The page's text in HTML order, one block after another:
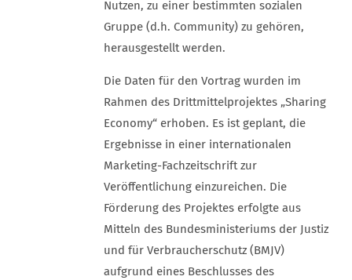
Nutzen, zu einer bestimmten sozialen
Gruppe (d.h. Community) zu gehören,
herausgestellt werden.
Die Daten für den Vortrag wurden im
Rahmen des Drittmittelprojektes „Sharing
Economy“ erhoben. Es ist geplant, die
Ergebnisse in einer internationalen
Marketing-Fachzeitschrift zur
Veröffentlichung einzureichen. Die
Förderung des Projektes erfolgte aus
Mitteln des Bundesministeriums der Justiz
und für Verbraucherschutz (BMJV)
aufgrund eines Beschlusses des